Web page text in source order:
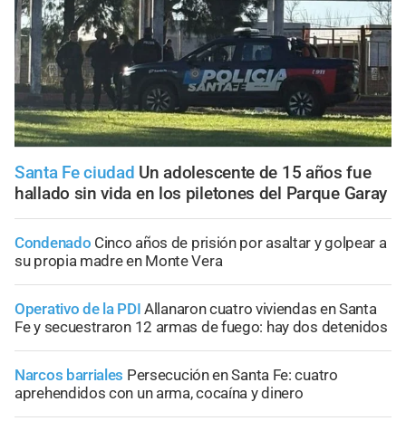
Santa Fe ciudad Un adolescente de 15 años fue
hallado sin vida en los piletones del Parque Garay
Condenado Cinco años de prisión por asaltar y golpear a
su propia madre en Monte Vera
Operativo de la PDI Allanaron cuatro viviendas en Santa
Fe y secuestraron 12 armas de fuego: hay dos detenidos
Narcos barriales Persecución en Santa Fe: cuatro
aprehendidos con un arma, cocaína y dinero